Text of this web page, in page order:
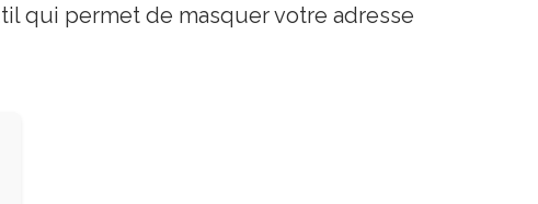
qui permet de masquer votre adresse